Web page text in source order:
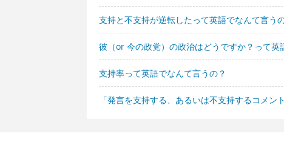
支持と不支持が逆転したって英語でなんて言う
彼（or 今の政党）の政治はどうですか？って英
支持率って英語でなんて言うの？
「発言を支持する、あるいは不支持するコメン